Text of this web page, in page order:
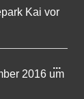
Kai vor
2016 um
...